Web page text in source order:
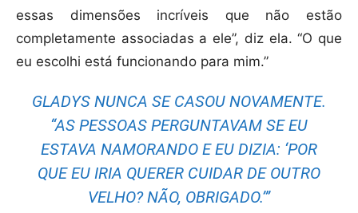
essas dimensões incríveis que não estão
completamente associadas a ele”, diz ela. “O que
eu escolhi está funcionando para mim.”
GLADYS NUNCA SE CASOU NOVAMENTE.
“AS PESSOAS PERGUNTAVAM SE EU
ESTAVA NAMORANDO E EU DIZIA: ‘POR
QUE EU IRIA QUERER CUIDAR DE OUTRO
VELHO? NÃO, OBRIGADO.’”